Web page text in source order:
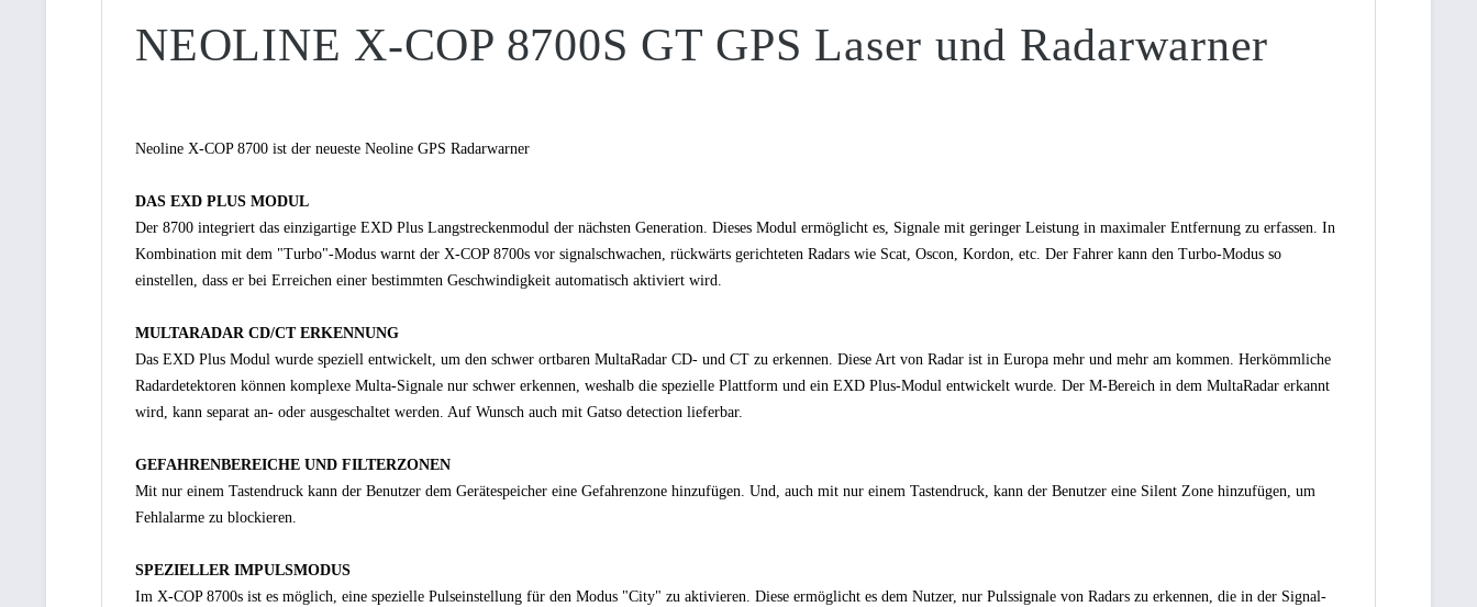
NEOLINE X-COP 8700S GT GPS Laser und Radarwarner
Neoline X-COP 8700 ist der neueste Neoline GPS Radarwarner
DAS EXD PLUS MODUL
Der 8700 integriert das einzigartige EXD Plus Langstreckenmodul der nächsten Generation. Dieses Modul ermöglicht es, Signale mit geringer Leistung in maximaler Entfernung zu erfassen. In
Kombination mit dem "Turbo"-Modus warnt der X-COP 8700s vor signalschwachen, rückwärts gerichteten Radars wie Scat, Oscon, Kordon, etc. Der Fahrer kann den Turbo-Modus so
einstellen, dass er bei Erreichen einer bestimmten Geschwindigkeit automatisch aktiviert wird.
MULTARADAR CD/CT ERKENNUNG
Das EXD Plus Modul wurde speziell entwickelt, um den schwer ortbaren MultaRadar CD- und CT zu erkennen. Diese Art von Radar ist in Europa mehr und mehr am kommen. Herkömmliche
Radardetektoren können komplexe Multa-Signale nur schwer erkennen, weshalb die spezielle Plattform und ein EXD Plus-Modul entwickelt wurde. Der M-Bereich in dem MultaRadar erkannt
wird, kann separat an- oder ausgeschaltet werden. Auf Wunsch auch mit Gatso detection lieferbar.
GEFAHRENBEREICHE UND FILTERZONEN
Mit nur einem Tastendruck kann der Benutzer dem Gerätespeicher eine Gefahrenzone hinzufügen. Und, auch mit nur einem Tastendruck, kann der Benutzer eine Silent Zone hinzufügen, um
Fehlalarme zu blockieren.
SPEZIELLER IMPULSMODUS
Im X-COP 8700s ist es möglich, eine spezielle Pulseinstellung für den Modus "City" zu aktivieren. Diese ermöglicht es dem Nutzer, nur Pulssignale von Radars zu erkennen, die in der Signal-